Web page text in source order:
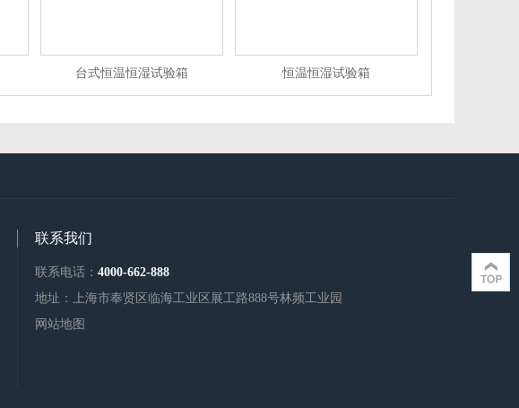
台式恒温恒湿试验箱 恒温恒湿试验箱
联系我们
联系电话： 4000-662-888
地址：上海市奉贤区临海工业区展工路888号林频工业园
网站地图